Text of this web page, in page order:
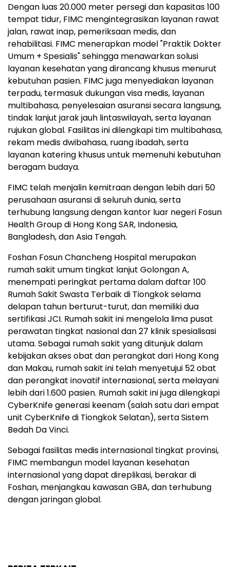
Dengan luas 20.000 meter persegi dan kapasitas 100
tempat tidur, FIMC mengintegrasikan layanan rawat
jalan, rawat inap, pemeriksaan medis, dan
rehabilitasi. FIMC menerapkan model "Praktik Dokter
Umum + Spesialis" sehingga menawarkan solusi
layanan kesehatan yang dirancang khusus menurut
kebutuhan pasien. FIMC juga menyediakan layanan
terpadu, termasuk dukungan visa medis, layanan
multibahasa, penyelesaian asuransi secara langsung,
tindak lanjut jarak jauh lintaswilayah, serta layanan
rujukan global. Fasilitas ini dilengkapi tim multibahasa,
rekam medis dwibahasa, ruang ibadah, serta
layanan katering khusus untuk memenuhi kebutuhan
beragam budaya.
FIMC telah menjalin kemitraan dengan lebih dari 50
perusahaan asuransi di seluruh dunia, serta
terhubung langsung dengan kantor luar negeri Fosun
Health Group di Hong Kong SAR, Indonesia,
Bangladesh, dan Asia Tengah.
Foshan Fosun Chancheng Hospital merupakan
rumah sakit umum tingkat lanjut Golongan A,
menempati peringkat pertama dalam daftar 100
Rumah Sakit Swasta Terbaik di Tiongkok selama
delapan tahun berturut-turut, dan memiliki dua
sertifikasi JCI. Rumah sakit ini mengelola lima pusat
perawatan tingkat nasional dan 27 klinik spesialisasi
utama. Sebagai rumah sakit yang ditunjuk dalam
kebijakan akses obat dan perangkat dari Hong Kong
dan Makau, rumah sakit ini telah menyetujui 52 obat
dan perangkat inovatif internasional, serta melayani
lebih dari 1.600 pasien. Rumah sakit ini juga dilengkapi
CyberKnife generasi keenam (salah satu dari empat
unit CyberKnife di Tiongkok Selatan), serta Sistem
Bedah Da Vinci.
Sebagai fasilitas medis internasional tingkat provinsi,
FIMC membangun model layanan kesehatan
internasional yang dapat direplikasi, berakar di
Foshan, menjangkau kawasan GBA, dan terhubung
dengan jaringan global.